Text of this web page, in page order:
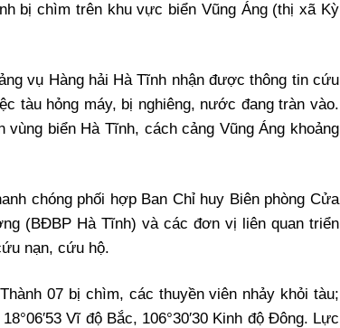
bị chìm trên khu vực biển Vũng Áng (thị xã Kỳ
vụ Hàng hải Hà Tĩnh nhận được thông tin cứu
tàu hỏng máy, bị nghiêng, nước đang tràn vào.
vùng biển Hà Tĩnh, cách cảng Vũng Áng khoảng
chóng phối hợp Ban Chỉ huy Biên phòng Cửa
(BĐBP Hà Tĩnh) và các đơn vị liên quan triển
nạn, cứu hộ.
07 bị chìm, các thuyền viên nhảy khỏi tàu;
Vĩ độ Bắc, 106°30′30 Kinh độ Đông. Lực